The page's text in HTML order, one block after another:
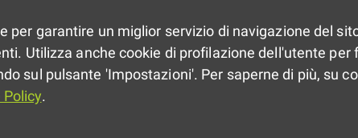
Coronavirus stanno giustamente ponendo limiti
tra le persone. Proprio per continuare a
garantendo a tutti la dovuta sicurezza, l'
garantire un miglior servizio di navigazione del
Utilizza anche cookie di profilazione dell'utente per
sul pulsante 'Impostazioni'. Per saperne di più, su
Policy.